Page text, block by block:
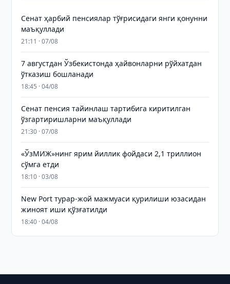
Сенат ҳарбий пенсиялар тўғрисидаги янги қонунни
маъқуллади
21:11 · 07/08
7 августдан Ўзбекистонда ҳайвонларни рўйхатдан
ўтказиш бошланади
18:45 · 04/08
Сенат пенсия тайинлаш тартибига киритилган
ўзгартиришларни маъқуллади
21:30 · 07/08
«ЎзМИЖ»нинг ярим йиллик фойдаси 2,1 триллион
сўмга етди
18:10 · 03/08
New Port турар-жой мажмуаси қурилиши юзасидан
жиноят иши қўзғатилди
18:40 · 04/08